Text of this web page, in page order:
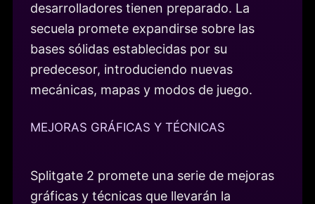
desarrolladores tienen preparado. La
secuela promete expandirse sobre las
bases sólidas establecidas por su
predecesor, introduciendo nuevas
mecánicas, mapas y modos de juego.
MEJORAS GRÁFICAS Y TÉCNICAS
Splitgate 2 promete una serie de mejoras
gráficas y técnicas que llevarán la